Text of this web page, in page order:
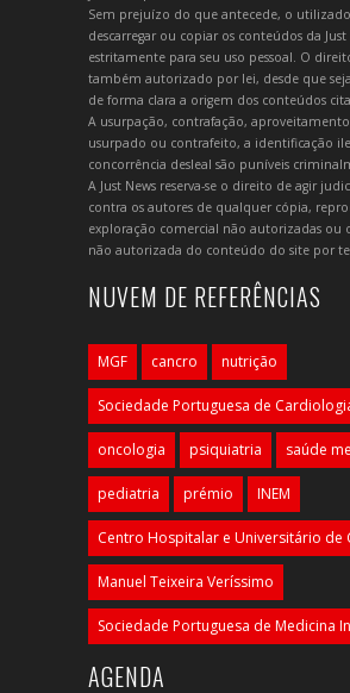
Sem prejuízo do que antecede, o
descarregar ou copiar os conteúdos da Just
estritamente para seu uso pessoal. O
também autorizado por lei, desde que
de forma clara a origem dos conteúdos
A usurpação, contrafação,
usurpado ou contrafeito, a identificação
concorrência desleal são puníveis
A Just News reserva-se o direito de agir
contra os autores de qualquer cópia,
exploração comercial não autorizadas ou
não autorizada do conteúdo do site por
NUVEM DE REFERÊNCIAS
MGF cancro nutrição
Sociedade Portuguesa de
oncologia psiquiatria saúde
pediatria prémio INEM
Centro Hospitalar e Universitário de
Manuel Teixeira Veríssimo
Sociedade Portuguesa de Medicina
AGENDA